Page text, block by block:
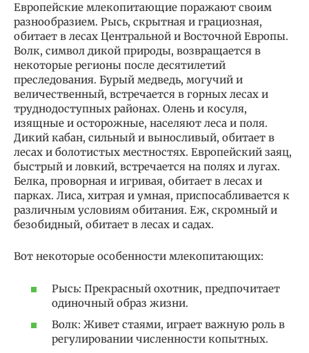
Европейские млекопитающие поражают своим
разнообразием. Рысь, скрытная и грациозная,
обитает в лесах Центральной и Восточной Европы.
Волк, символ дикой природы, возвращается в
некоторые регионы после десятилетий
преследования. Бурый медведь, могучий и
величественный, встречается в горных лесах и
труднодоступных районах. Олень и косуля,
изящные и осторожные, населяют леса и поля.
Дикий кабан, сильный и выносливый, обитает в
лесах и болотистых местностях. Европейский заяц,
быстрый и ловкий, встречается на полях и лугах.
Белка, проворная и игривая, обитает в лесах и
парках. Лиса, хитрая и умная, приспосабливается к
различным условиям обитания. Еж, скромный и
безобидный, обитает в лесах и садах.
Вот некоторые особенности млекопитающих:
Рысь: Прекрасный охотник, предпочитает
одиночный образ жизни.
Волк: Живет стаями, играет важную роль в
регулировании численности копытных.